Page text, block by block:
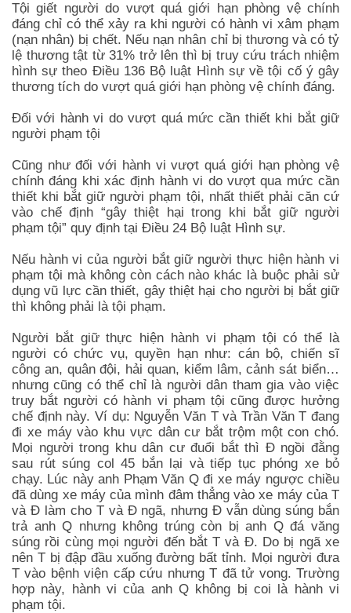
Tội giết người do vượt quá giới hạn phòng vệ chính
đáng chỉ có thể xảy ra khi người có hành vi xâm phạm
(nạn nhân) bị chết. Nếu nạn nhân chỉ bị thương và có tỷ
lệ thương tật từ 31% trở lên thì bị truy cứu trách nhiệm
hình sự theo Điều 136 Bộ luật Hình sự về tội cố ý gây
thương tích do vượt quá giới hạn phòng vệ chính đáng.
Đối với hành vi do vượt quá mức cần thiết khi bắt giữ
người phạm tội
Cũng như đối với hành vi vượt quá giới hạn phòng vệ
chính đáng khi xác định hành vi do vượt qua mức cần
thiết khi bắt giữ người phạm tội, nhất thiết phải căn cứ
vào chế định “gây thiệt hại trong khi bắt giữ người
phạm tội” quy định tại Điều 24 Bộ luật Hình sự.
Nếu hành vi của người bắt giữ người thực hiện hành vi
phạm tội mà không còn cách nào khác là buộc phải sử
dụng vũ lực cần thiết, gây thiệt hại cho người bị bắt giữ
thì không phải là tội phạm.
Người bắt giữ thực hiện hành vi phạm tội có thể là
người có chức vụ, quyền hạn như: cán bộ, chiến sĩ
công an, quân đội, hải quan, kiểm lâm, cảnh sát biển…
nhưng cũng có thể chỉ là người dân tham gia vào việc
truy bắt người có hành vi phạm tội cũng được hưởng
chế định này. Ví dụ: Nguyễn Văn T và Trần Văn T đang
đi xe máy vào khu vực dân cư bắt trộm một con chó.
Mọi người trong khu dân cư đuổi bắt thì Đ ngồi đằng
sau rút súng col 45 bắn lại và tiếp tục phóng xe bỏ
chạy. Lúc này anh Phạm Văn Q đi xe máy ngược chiều
đã dùng xe máy của mình đâm thẳng vào xe máy của T
và Đ làm cho T và Đ ngã, nhưng Đ vẫn dùng súng bắn
trả anh Q nhưng không trúng còn bị anh Q đá văng
súng rồi cùng mọi người đến bắt T và Đ. Do bị ngã xe
nên T bị đập đầu xuống đường bất tỉnh. Mọi người đưa
T vào bệnh viện cấp cứu nhưng T đã tử vong. Trường
hợp này, hành vi của anh Q không bị coi là hành vi
phạm tội.